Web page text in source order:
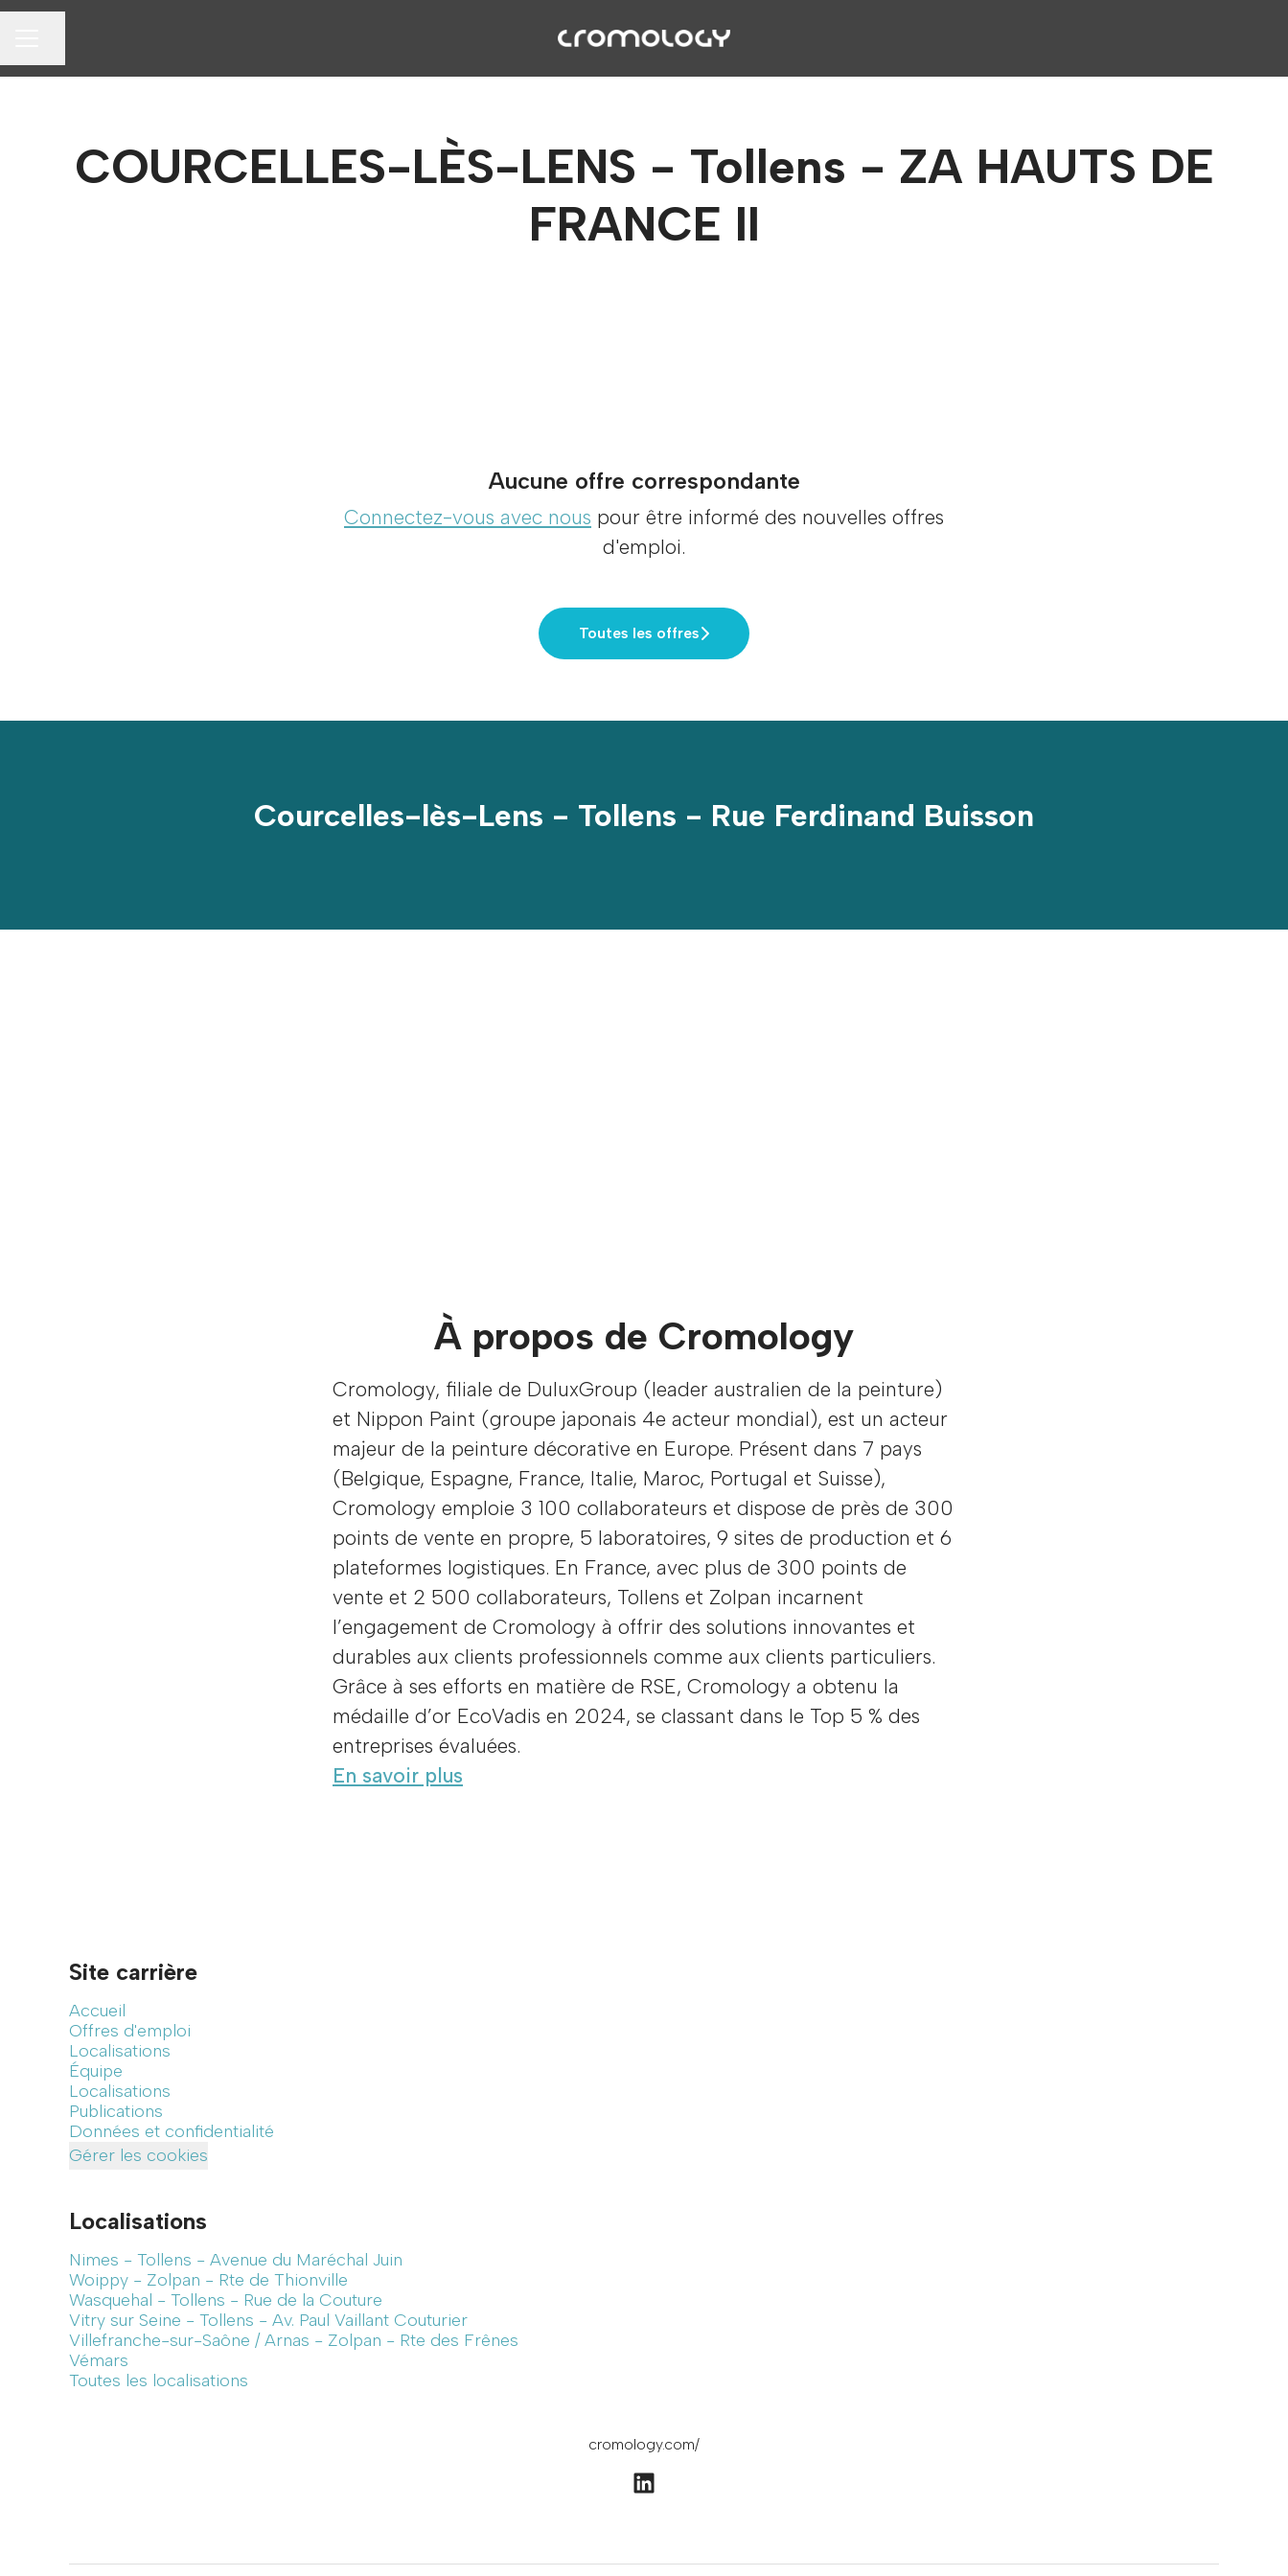
COURCELLES-LÈS-LENS - Tollens - ZA HAUTS DE
FRANCE II
Aucune offre correspondante
Connectez-vous avec nous pour être informé des nouvelles offres
d'emploi.
Toutes les offres
Courcelles-lès-Lens - Tollens - Rue Ferdinand Buisson
À propos de Cromology
Cromology, filiale de DuluxGroup (leader australien de la peinture)
et Nippon Paint (groupe japonais 4e acteur mondial), est un acteur
majeur de la peinture décorative en Europe. Présent dans 7 pays
(Belgique, Espagne, France, Italie, Maroc, Portugal et Suisse),
Cromology emploie 3 100 collaborateurs et dispose de près de 300
points de vente en propre, 5 laboratoires, 9 sites de production et 6
plateformes logistiques. En France, avec plus de 300 points de
vente et 2 500 collaborateurs, Tollens et Zolpan incarnent
l’engagement de Cromology à offrir des solutions innovantes et
durables aux clients professionnels comme aux clients particuliers.
Grâce à ses efforts en matière de RSE, Cromology a obtenu la
médaille d’or EcoVadis en 2024, se classant dans le Top 5 % des
entreprises évaluées.
En savoir plus
Site carrière
Accueil
Offres d'emploi
Localisations
Équipe
Localisations
Publications
Données et confidentialité
Gérer les cookies
Localisations
Nimes - Tollens - Avenue du Maréchal Juin
Woippy - Zolpan - Rte de Thionville
Wasquehal - Tollens - Rue de la Couture
Vitry sur Seine - Tollens - Av. Paul Vaillant Couturier
Villefranche-sur-Saône / Arnas - Zolpan - Rte des Frênes
Vémars
Toutes les localisations
cromology.com/